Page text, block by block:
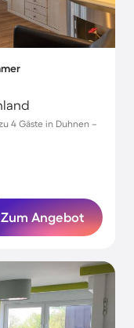
4 Gäste in Duhnen –
Zum Angebot